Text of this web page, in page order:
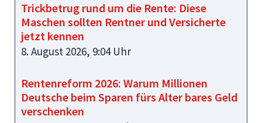
Trickbetrug rund um die Rente: Diese
Maschen sollten Rentner und Versicherte
jetzt kennen
8. August 2026, 9:04 Uhr
Rentenreform 2026: Warum Millionen
Deutsche beim Sparen fürs Alter bares Geld
verschenken